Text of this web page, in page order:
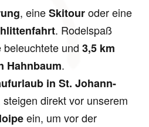
, eineSkitouroder eine
. Rodelspaß
und 3,5 km
Hahnbaum.
in St. Johann-
direkt vor unserem
ein, um vor der